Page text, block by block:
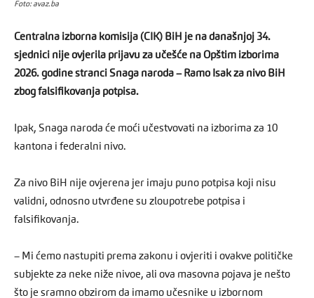
Foto: avaz.ba
Centralna izborna komisija (CIK) BiH je na današnjoj 34.
sjednici nije ovjerila prijavu za učešće na Opštim izborima
2026. godine stranci Snaga naroda – Ramo Isak za nivo BiH
zbog falsifikovanja potpisa.
Ipak, Snaga naroda će moći učestvovati na izborima za 10
kantona i federalni nivo.
Za nivo BiH nije ovjerena jer imaju puno potpisa koji nisu
validni, odnosno utvrđene su zloupotrebe potpisa i
falsifikovanja.
– Mi ćemo nastupiti prema zakonu i ovjeriti i ovakve političke
subjekte za neke niže nivoe, ali ova masovna pojava je nešto
što je sramno obzirom da imamo učesnike u izbornom